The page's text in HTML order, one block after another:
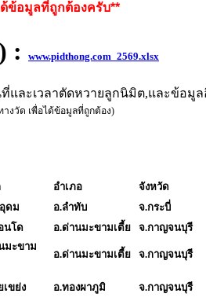
ด้ข้อมูลที่ถูกต้องครับ**
: www.pidthong.com_2569.xlsx
ที่และเวลาตัดหวายลูกนิมิต,และข้อมู
งวัด เพื่อได้ข้อมูลที่ถูกต้อง)
อำเภอ
จังหวัด
ดม อ.ลำทับ
จ.กระบี่
นโด อ.ด่านมะขามเตี้ย จ.กาญจนบุรี
มะขาม
อ.ด่านมะขามเตี้ย จ.กาญจนบุรี
เขย่ง อ.ทองผาภูมิ จ.กาญจนบุรี